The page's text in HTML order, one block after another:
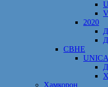
2020
CBHE
Ҳамкорон